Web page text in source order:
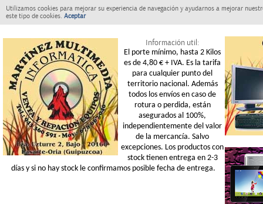
Utilizamos cookies para mejorar su experiencia de navegación y ayudarnos a mejorar
este tipo de cookies. Aceptar
Información util:
El porte mínimo, hasta 2 Kilos
es de 4,80 € + IVA. Es la tarifa
para cualquier punto del
territorio nacional. Además
todos los envíos en caso de
rotura o perdida, están
asegurados al 100%,
independientemente del valor
de la mercancía. Salvo
excepciones. Los productos con
stock tienen entrega en 2-3
días y si no hay stock le confirmamos posible fecha de entrega.